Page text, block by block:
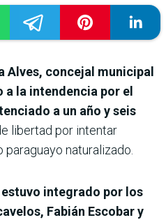
Alves, concejal municipal
la intendencia por el
a un año y seis
libertad por intentar
naturalizado.
integrado por los
Fabián Escobar y